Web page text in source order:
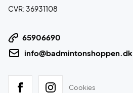
CVR: 36931108
65906690
info@badmintonshoppen.dk
Cookies